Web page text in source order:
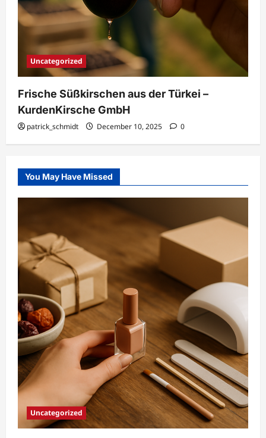
Uncategorized
Frische Süßkirschen aus der Türkei –
KurdenKirsche GmbH
patrick_schmidt December 10, 2025 0
You May Have Missed
Uncategorized